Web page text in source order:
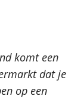
komt een
dat je
op een